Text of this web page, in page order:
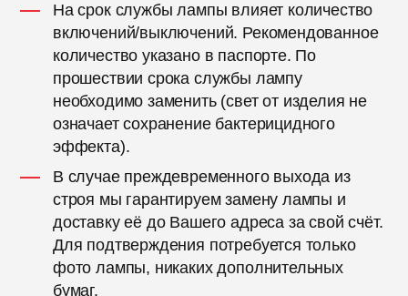
На срок службы лампы влияет количество
включений/выключений. Рекомендованное
количество указано в паспорте. По
прошествии срока службы лампу
необходимо заменить (свет от изделия не
означает сохранение бактерицидного
эффекта).
В случае преждевременного выхода из
строя мы гарантируем замену лампы и
доставку её до Вашего адреса за свой счёт.
Для подтверждения потребуется только
фото лампы, никаких дополнительных
бумаг.